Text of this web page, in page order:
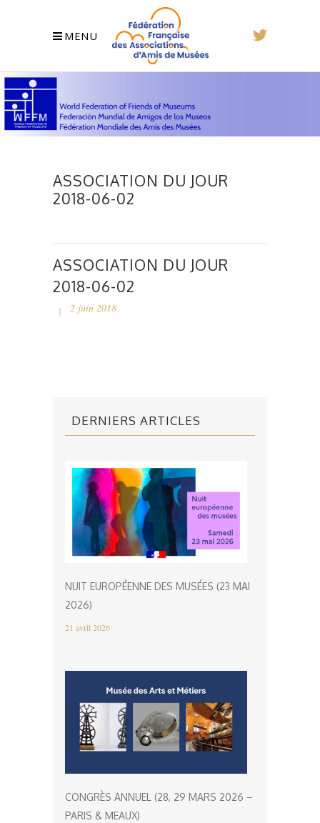
MENU
ASSOCIATION DU JOUR
2018-06-02
ASSOCIATION DU JOUR
2018-06-02
2 juin 2018
DERNIERS ARTICLES
NUIT EUROPÉENNE DES MUSÉES (23 MAI
2026)
21 avril 2026
CONGRÈS ANNUEL (28, 29 MARS 2026 –
PARIS & MEAUX)